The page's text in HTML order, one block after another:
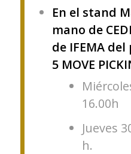
En el stand
mano de
de IFEMA del
5 MOVE
16.00h
Jueves
h.